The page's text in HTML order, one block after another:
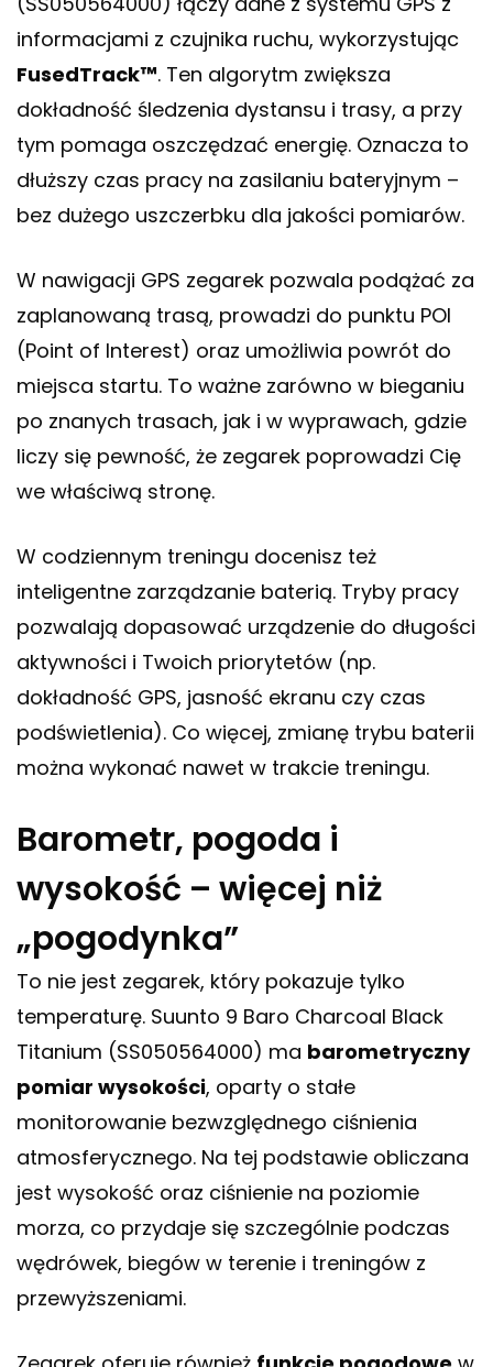
informacjami z czujnika ruchu, wykorzystując
FusedTrack™. Ten algorytm zwiększa
dokładność śledzenia dystansu i trasy, a przy
tym pomaga oszczędzać energię. Oznacza to
dłuższy czas pracy na zasilaniu bateryjnym –
bez dużego uszczerbku dla jakości pomiarów.
W nawigacji GPS zegarek pozwala podążać za
zaplanowaną trasą, prowadzi do punktu POI
(Point of Interest) oraz umożliwia powrót do
miejsca startu. To ważne zarówno w bieganiu
po znanych trasach, jak i w wyprawach, gdzie
liczy się pewność, że zegarek poprowadzi Cię
we właściwą stronę.
W codziennym treningu docenisz też
inteligentne zarządzanie baterią. Tryby pracy
pozwalają dopasować urządzenie do długości
aktywności i Twoich priorytetów (np.
dokładność GPS, jasność ekranu czy czas
podświetlenia). Co więcej, zmianę trybu baterii
można wykonać nawet w trakcie treningu.
Barometr, pogoda i
wysokość – więcej niż
„pogodynka”
To nie jest zegarek, który pokazuje tylko
temperaturę. Suunto 9 Baro Charcoal Black
Titanium (SS050564000) ma barometryczny
pomiar wysokości, oparty o stałe
monitorowanie bezwzględnego ciśnienia
atmosferycznego. Na tej podstawie obliczana
jest wysokość oraz ciśnienie na poziomie
morza, co przydaje się szczególnie podczas
wędrówek, biegów w terenie i treningów z
przewyższeniami.